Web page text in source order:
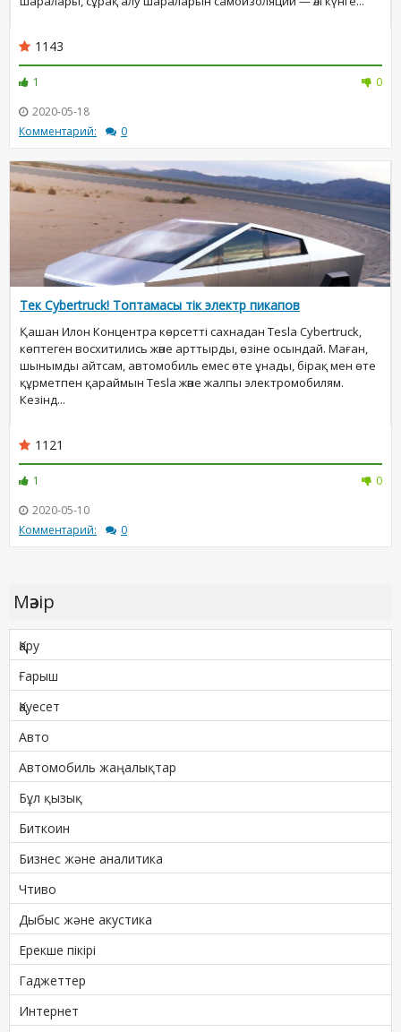
1143
1
0
2020-05-18
Комментарий:
0
Тек Cybertruck! Топтамасы тік электр пикапов
Қашан Илон Концентра көрсетті сахнадан Tesla Cybertruck,
көптеген восхитились және арттырды, өзіне осындай. Маған,
шынымды айтсам, автомобиль емес өте ұнады, бірақ мен өте
құрметпен қараймын Tesla және жалпы электромобилям.
Кезінд...
1121
1
0
2020-05-10
Комментарий:
0
Мәзір
Қару
Ғарыш
Қауесет
Авто
Автомобиль жаңалықтар
Бұл қызық
Биткоин
Бизнес және аналитика
Чтиво
Дыбыс және акустика
Ерекше пікірі
Гаджеттер
Интернет